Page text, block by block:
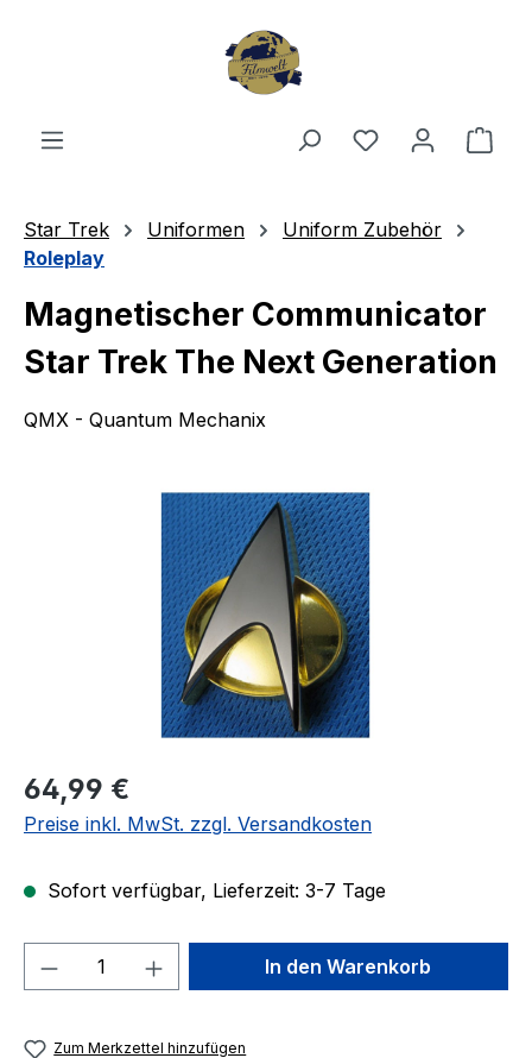
Du hast 0
Star Trek Uniformen
Uniform Zubehör
Roleplay
Magnetischer Communicator
Star Trek The Next Generation
QMX - Quantum Mechanix
Regulärer Preis:
64,99 €
Preise inkl. MwSt. zzgl. Versandkosten
Sofort verfügbar, Lieferzeit: 3-7 Tage
Produkt Anzahl: Gib denIn den Warenkorb
Zum Merkzettel hinzufügen